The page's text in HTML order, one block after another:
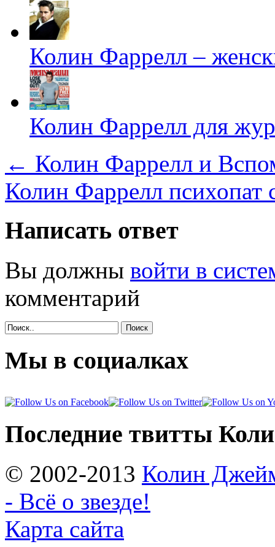
Колин Фаррелл –
Колин Фаррелл для
← Колин Фаррелл и
Колин Фаррелл психопат
Написать ответ
Вы должны войти в
комментарий
Поиск
Мы в социалках
Последние твитты
© 2002-2013 Колин
- Всё о звезде!
Карта сайта